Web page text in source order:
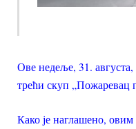
Ове недеље, 31.
трећи скуп „Пожаревац
Како је наглашено,